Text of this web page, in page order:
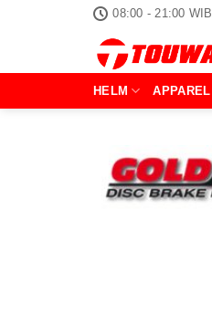
08:00 - 21:00 WIB
HELM APPAREL